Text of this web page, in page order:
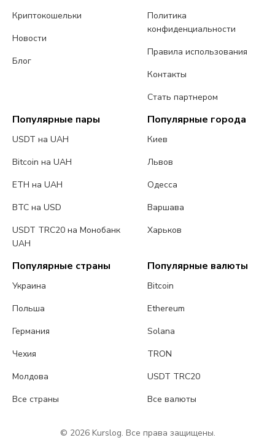
Криптокошельки
Новости
Блог
Политика
конфиденциальности
Правила использования
Контакты
Стать партнером
Популярные пары
USDT на UAH
Bitcoin на UAH
ETH на UAH
BTC на USD
USDT TRC20 на Монобанк
UAH
Популярные города
Киев
Львов
Одесса
Варшава
Харьков
Популярные страны
Украина
Польша
Германия
Чехия
Молдова
Все страны
Популярные валюты
Bitcoin
Ethereum
Solana
TRON
USDT TRC20
Все валюты
© 2026 Kurslog. Все права защищены.